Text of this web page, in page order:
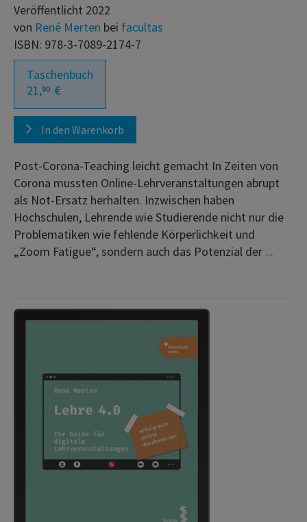
Veröffentlicht 2022
von René Merten bei facultas
ISBN: 978-3-7089-2174-7
Taschenbuch
21,90 €
In den Warenkorb
Post-Corona-Teaching leicht gemacht In Zeiten von
Corona mussten Online-Lehrveranstaltungen abrupt
als Not-Ersatz herhalten. Inzwischen haben
Hochschulen, Lehrende wie Studierende nicht nur die
Problematiken wie fehlende Körperlichkeit und
„Zoom Fatigue“, sondern auch das Potenzial der ...